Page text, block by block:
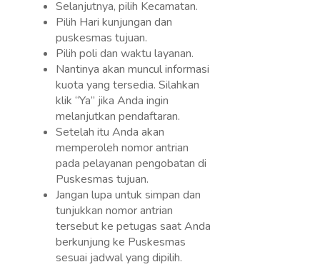
Selanjutnya, pilih Kecamatan.
Pilih Hari kunjungan dan
puskesmas tujuan.
Pilih poli dan waktu layanan.
Nantinya akan muncul informasi
kuota yang tersedia. Silahkan
klik “Ya” jika Anda ingin
melanjutkan pendaftaran.
Setelah itu Anda akan
memperoleh nomor antrian
pada pelayanan pengobatan di
Puskesmas tujuan.
Jangan lupa untuk simpan dan
tunjukkan nomor antrian
tersebut ke petugas saat Anda
berkunjung ke Puskesmas
sesuai jadwal yang dipilih.